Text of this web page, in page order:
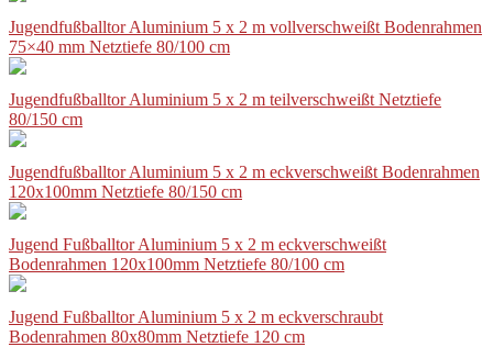
Jugendfußballtor Aluminium 5 x 2 m vollverschweißt Bodenrahmen
75×40 mm Netztiefe 80/100 cm
Jugendfußballtor Aluminium 5 x 2 m teilverschweißt Netztiefe
80/150 cm
Jugendfußballtor Aluminium 5 x 2 m eckverschweißt Bodenrahmen
120x100mm Netztiefe 80/150 cm
Jugend Fußballtor Aluminium 5 x 2 m eckverschweißt
Bodenrahmen 120x100mm Netztiefe 80/100 cm
Jugend Fußballtor Aluminium 5 x 2 m eckverschraubt
Bodenrahmen 80x80mm Netztiefe 120 cm